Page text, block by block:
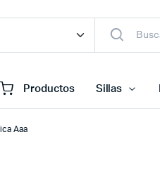
Productos Sillas
Aaa